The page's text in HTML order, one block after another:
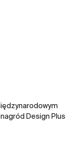
Design Plus